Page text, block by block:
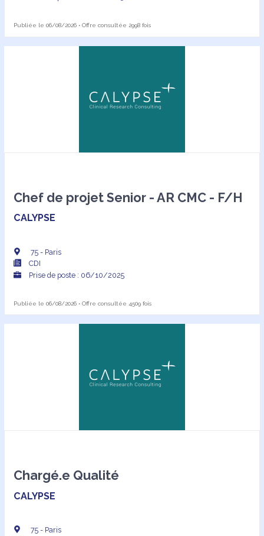
Publiée le 06/08/2026 • Offre consultée 2998 fois
Chef de projet Senior - AR CMC - F/H
CALYPSE
75 - Paris
CDI
Prise de poste : 06/10/2025
Publiée le 06/08/2026 • Offre consultée 4509 fois
Chargé.e Qualité
CALYPSE
75 - Paris